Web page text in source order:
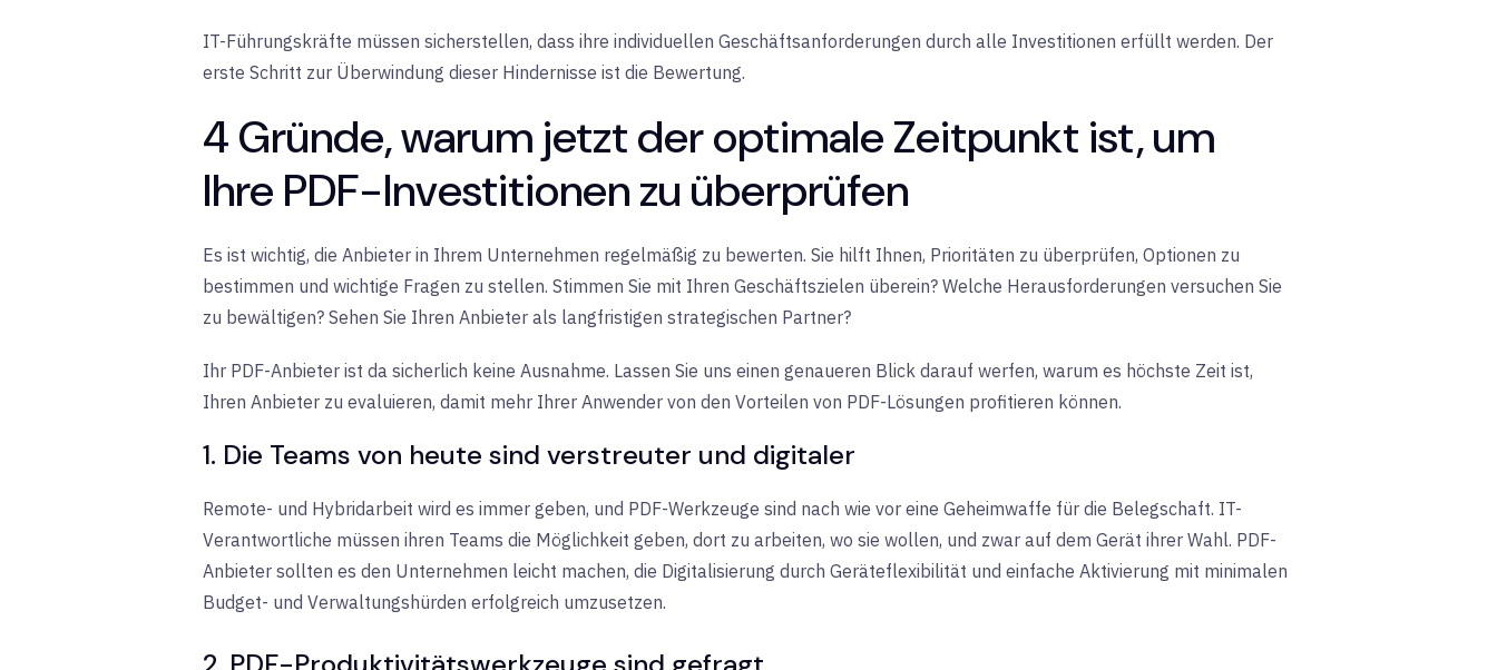
IT-Führungskräfte müssen sicherstellen, dass ihre individuellen Geschäftsanforderungen durch alle Investitionen erfüllt werden. Der
erste Schritt zur Überwindung dieser Hindernisse ist die Bewertung.
4 Gründe, warum jetzt der optimale Zeitpunkt ist, um
Ihre PDF-Investitionen zu überprüfen
Es ist wichtig, die Anbieter in Ihrem Unternehmen regelmäßig zu bewerten. Sie hilft Ihnen, Prioritäten zu überprüfen, Optionen zu
bestimmen und wichtige Fragen zu stellen. Stimmen Sie mit Ihren Geschäftszielen überein? Welche Herausforderungen versuchen Sie
zu bewältigen? Sehen Sie Ihren Anbieter als langfristigen strategischen Partner?
Ihr PDF-Anbieter ist da sicherlich keine Ausnahme. Lassen Sie uns einen genaueren Blick darauf werfen, warum es höchste Zeit ist,
Ihren Anbieter zu evaluieren, damit mehr Ihrer Anwender von den Vorteilen von PDF-Lösungen profitieren können.
1. Die Teams von heute sind verstreuter und digitaler
Remote- und Hybridarbeit wird es immer geben, und PDF-Werkzeuge sind nach wie vor eine Geheimwaffe für die Belegschaft. IT-
Verantwortliche müssen ihren Teams die Möglichkeit geben, dort zu arbeiten, wo sie wollen, und zwar auf dem Gerät ihrer Wahl. PDF-
Anbieter sollten es den Unternehmen leicht machen, die Digitalisierung durch Geräteflexibilität und einfache Aktivierung mit minimalen
Budget- und Verwaltungshürden erfolgreich umzusetzen.